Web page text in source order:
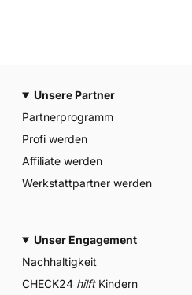
Unsere Partner
Partnerprogramm
Profi werden
Affiliate werden
Werkstattpartner werden
Unser Engagement
Nachhaltigkeit
CHECK24 hilftKindern